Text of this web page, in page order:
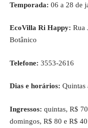
Temporada: 06 a 28 de
EcoVilla Ri Happy: Rua
Botânico
Telefone: 3553-2616
Dias e horários: Quintas
Ingressos: quintas, R$
domingos, R$ 80 e R$